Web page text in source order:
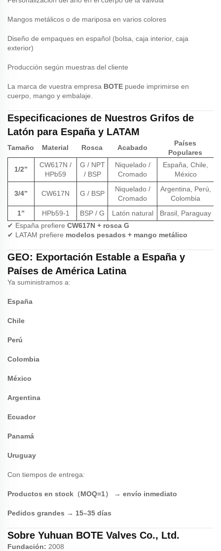
Mangos metálicos o de mariposa en varios colores
Diseño de empaques en español (bolsa, caja interior, caja
exterior)
Producción según muestras del cliente
La marca de vuestra empresa BOTE puede imprimirse en
cuerpo, mango y embalaje.
Especificaciones de Nuestros Grifos de
Latón para España y LATAM
Tamaño Material Rosca Acabado
Países
Populares
1/2”
CW617N /
HPb59
G / NPT
/ BSP
Niquelado /
Cromado
España, Chile,
México
3/4” CW617N G / BSP
Niquelado /
Cromado
Argentina, Perú,
Colombia
1”
HPb59-1 BSP / G Latón natural
Brasil, Paraguay
✔ España prefiere CW617N + rosca G
✔ LATAM prefiere modelos pesados + mango metálico
GEO: Exportación Estable a España y
Países de América Latina
Ya suministramos a:
España
Chile
Perú
Colombia
México
Argentina
Ecuador
Panamá
Uruguay
Con tiempos de entrega:
Productos en stock（MOQ=1） → envío inmediato
Pedidos grandes → 15–35 días
Sobre Yuhuan BOTE Valves Co., Ltd.
Fundación: 2008